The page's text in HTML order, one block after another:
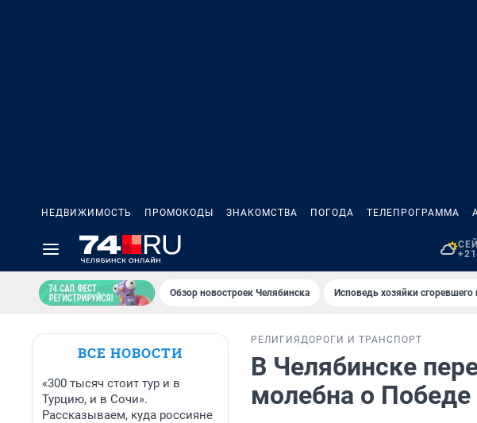
НЕДВИЖИМОСТЬ ПРОМОКОДЫ ЗНАКОМСТВА ПОГОДА ТЕЛЕПРОГРАММА
Обзор новостроек Челябинска Исповедь хозяйки сгоревшего
ВСЕ НОВОСТИ
«300 тысяч стоит тур и в
Турцию, и в Сочи».
Рассказываем, куда россияне
РЕЛИГИЯ ДОРОГИ И ТРАНСПОРТ
В Челябинске
молебна о Победе